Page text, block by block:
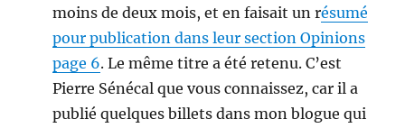
moins de deux mois, et en faisait un résumé
pour publication dans leur section Opinions
page 6. Le même titre a été retenu. C’est
Pierre Sénécal que vous connaissez, car il a
publié quelques billets dans mon blogue qui